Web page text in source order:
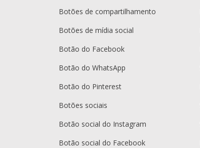
Botões de compartilhamento
Botões de mídia social
Botão do Facebook
Botão do WhatsApp
Botão do Pinterest
Botões sociais
Botão social do Instagram
Botão social do Facebook